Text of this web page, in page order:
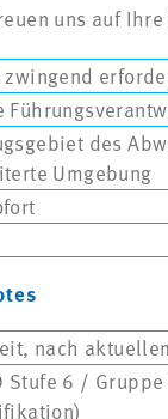
uns auf
des
Umgebung
nach
Stufe 6 /